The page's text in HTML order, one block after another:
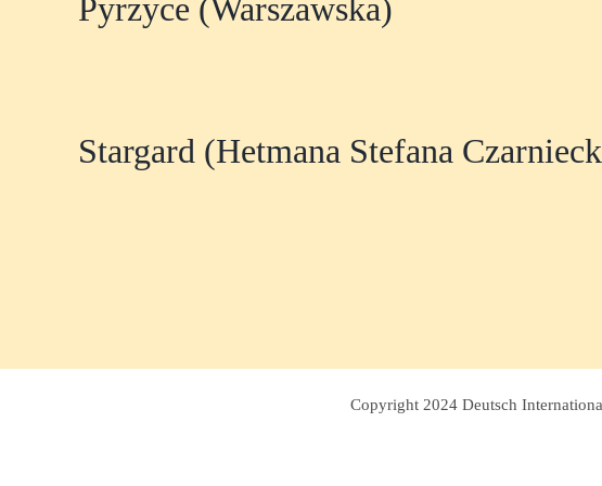
Pyrzyce (Warszawska)
Stargard (Hetmana Stefana
Copyright 2024 Deutsch